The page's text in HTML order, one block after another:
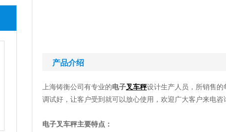
产品介绍
上海铸衡公司有专业的电子叉车秤设计生产人员，所销售
调试好，让客户受到就可以放心使用，欢迎广大客户来电咨
电子叉车秤主要特点：